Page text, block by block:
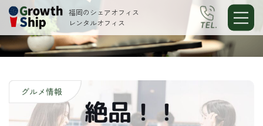
福岡のシェアオフィス
レンタルオフィス
グルメ情報